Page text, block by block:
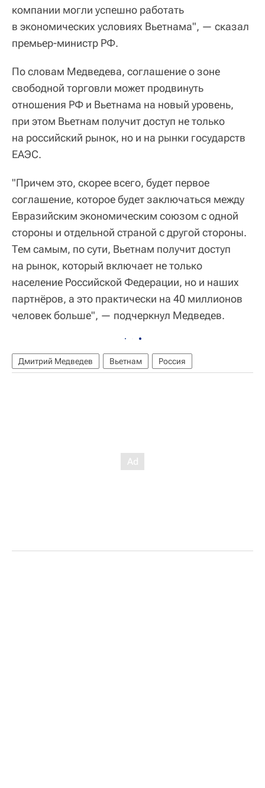
компании могли успешно работать
в экономических условиях Вьетнама", — сказал
премьер-министр РФ.
По словам Медведева, соглашение о зоне
свободной торговли может продвинуть
отношения РФ и Вьетнама на новый уровень,
при этом Вьетнам получит доступ не только
на российский рынок, но и на рынки государств
ЕАЭС.
"Причем это, скорее всего, будет первое
соглашение, которое будет заключаться между
Евразийским экономическим союзом с одной
стороны и отдельной страной с другой стороны.
Тем самым, по сути, Вьетнам получит доступ
на рынок, который включает не только
население Российской Федерации, но и наших
партнёров, а это практически на 40 миллионов
человек больше", — подчеркнул Медведев.
Дмитрий Медведев Вьетнам Россия